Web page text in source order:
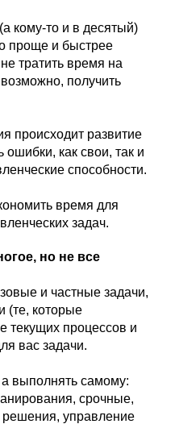
кому-то и в десятый)
проще и быстрее
тратить время на
получить
происходит развитие
как свои, так и
способности.
время для
задач.
но не все
и частные задачи,
(те, которые
текущих процессов и
вас задачи.
выполнять самому:
срочные,
управление